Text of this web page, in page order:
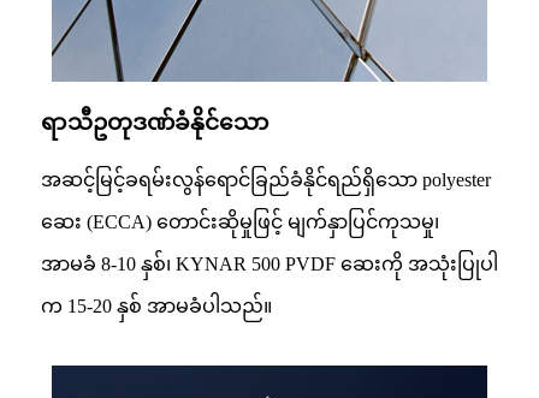
ရာသီဥတုဒဏ်ခံနိုင်သော
အဆင့်မြင့်ခရမ်းလွန်ရောင်ခြည်ခံနိုင်ရည်ရှိသော polyester
ဆေး (ECCA) တောင်းဆိုမှုဖြင့် မျက်နှာပြင်ကုသမှု၊
အာမခံ 8-10 နှစ်၊ KYNAR 500 PVDF ဆေးကို အသုံးပြုပါ
က 15-20 နှစ် အာမခံပါသည်။